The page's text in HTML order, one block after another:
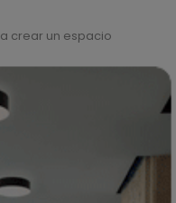
crear un espacio